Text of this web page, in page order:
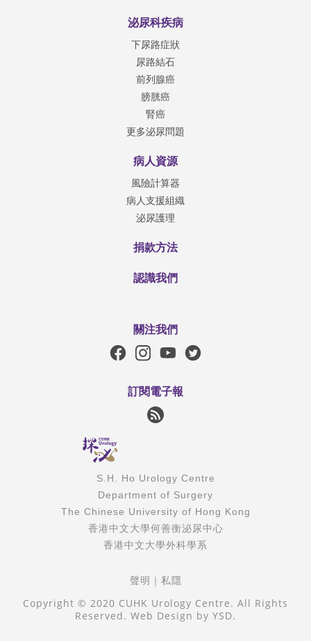
泌尿科疾病
下尿路症狀
尿路結石
前列腺癌
膀胱癌
腎癌
更多泌尿問題
病人資源
風險計算器
病人支援組織
泌尿護理
捐款方法
認識我們
關注我們
訂閱電子報
S.H. Ho Urology Centre
Department of Surgery
The Chinese University of Hong Kong
香港中文大學何善衡泌尿中心
香港中文大學外科學系
聲明 ｜ 私隱
Copyright © 2020 CUHK Urology Centre. All Rights
Reserved. Web Design by YSD.